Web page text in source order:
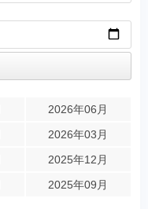
2026年06月
2026年03月
2025年12月
2025年09月